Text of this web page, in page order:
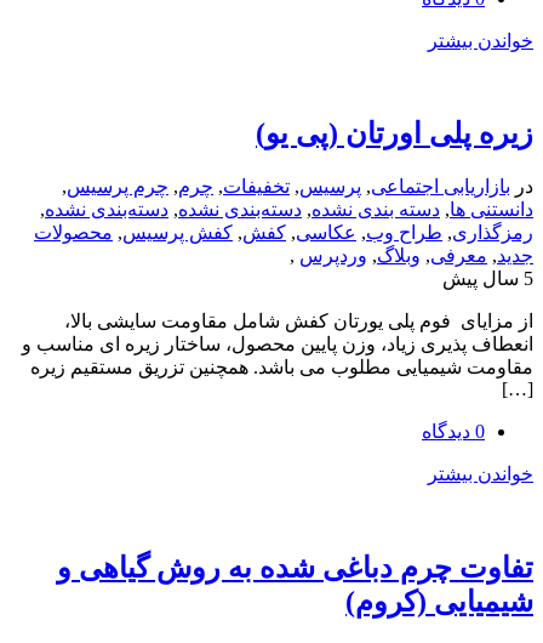
اورتان (پی یو)
اجتماعی پرسیس, تخفیفات ,چرم,چرم پرسیس,
,دسته بندی نشده,دسته‌بندی نشده,دسته‌بندی نشده,
,طراح وب,عکاسی, کفش, کفش پرسیس , محصولات
, وبلاگ, وردپرس ,
فوم پلی یورتان کفش شامل مقاومت سایشی بالا،
زیاد، وزن پایین محصول، ساختار زیره ای مناسب و
مطلوب می باشد. همچنین تزریق مستقیم زیره
چرم دباغی شده به روش گیاهی و
(کروم)